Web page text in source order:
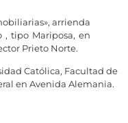
arrienda
, tipo Mariposa, en
Prieto Norte.
Católica, Facultad de
en Avenida Alemania.